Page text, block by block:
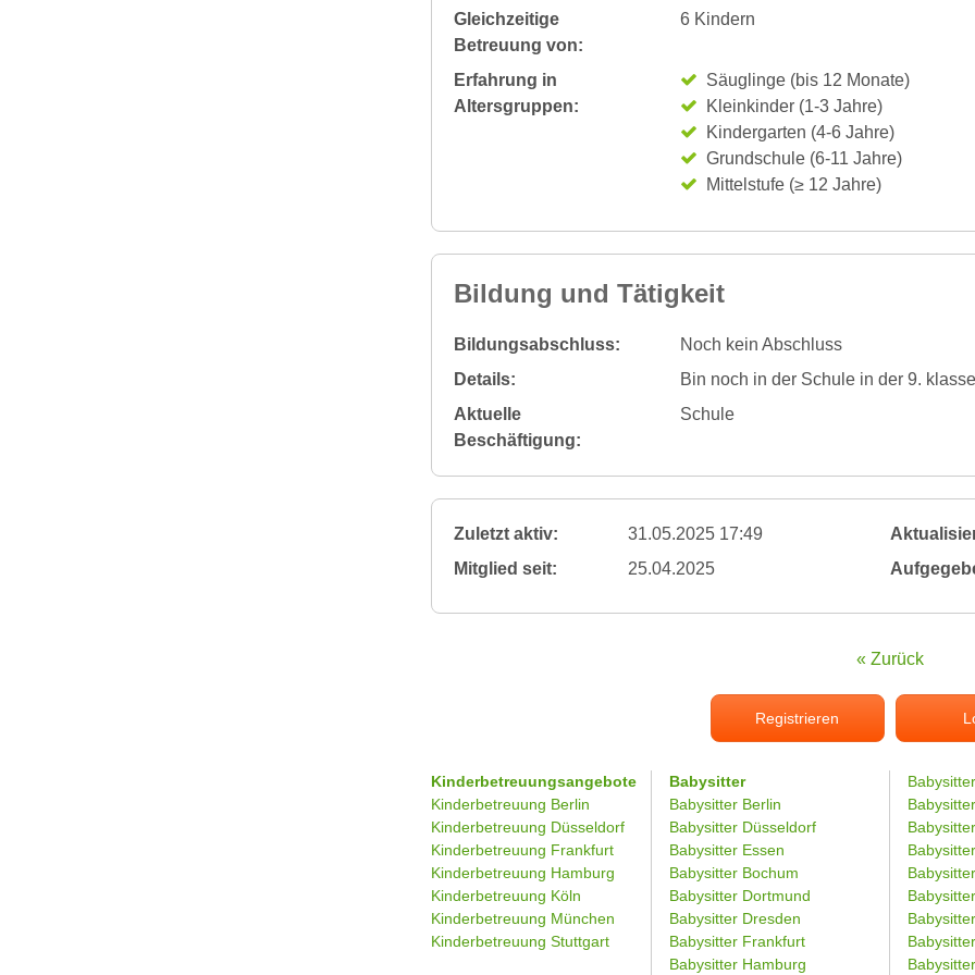
Gleichzeitige
Betreuung von:
6 Kindern
Erfahrung in
Altersgruppen:
Säuglinge (bis 12 Monate)
Kleinkinder (1-3 Jahre)
Kindergarten (4-6 Jahre)
Grundschule (6-11 Jahre)
Mittelstufe (≥ 12 Jahre)
Bildung und Tätigkeit
Bildungsabschluss:
Noch kein Abschluss
Details:
Bin noch in der Schule in der 9. klasse
Aktuelle
Beschäftigung:
Schule
Zuletzt aktiv: 31.05.2025 17:49
Mitglied seit:
25.04.2025
« Zurück
Registrieren
Kinderbetreuungsangebote
Kinderbetreuung Berlin
Kinderbetreuung Düsseldorf
Kinderbetreuung Frankfurt
Kinderbetreuung Hamburg
Kinderbetreuung Köln
Kinderbetreuung München
Kinderbetreuung Stuttgart
Babysitter
Babysitter Berlin
Babysitter Düsseldorf
Babysitter Essen
Babysitter Bochum
Babysitter Dortmund
Babysitter Dresden
Babysitter Frankfurt
Babysitter Hamburg